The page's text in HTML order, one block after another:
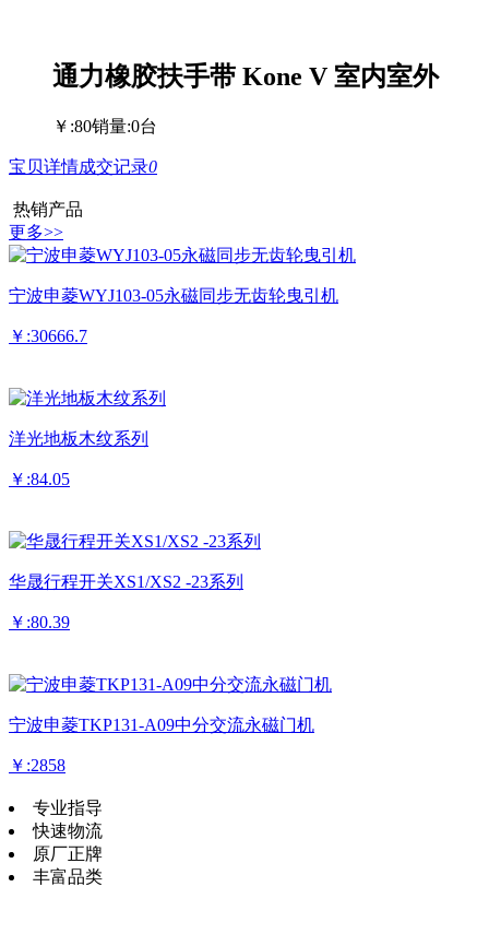
通力橡胶扶手带 Kone V 室内室外
￥:80销量:0台
宝贝详情成交记录0
热销产品
更多>>
宁波申菱WYJ103-05永磁同步无齿轮曳引机
￥:30666.7
洋光地板木纹系列
￥:84.05
华晟行程开关XS1/XS2 -23系列
￥:80.39
宁波申菱TKP131-A09中分交流永磁门机
￥:2858
专业指导
快速物流
原厂正牌
丰富品类